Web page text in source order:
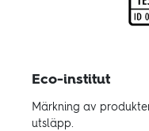
Eco-institut
Märkning av
utsläpp.